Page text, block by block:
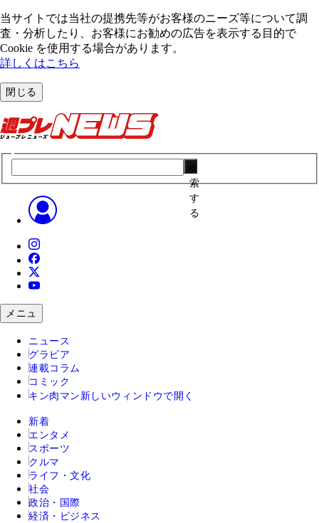
当サイトでは当社の提携先等がお客様のニーズ等について調
査・分析したり、お客様にお勧めの広告を表⽰する⽬的で
Cookie を使⽤する場合があります。
詳しくはこちら
閉じる
索
す
る
メニュ
ニュース
グラビア
連載コラム
コミック
キン肉マン 新しいウィンドウで開く
新着
エンタメ
スポーツ
クルマ
ライフ・文化
社会
政治・国際
経済・ビジネス